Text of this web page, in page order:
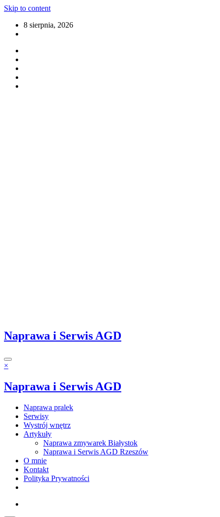
Skip to content
8 sierpnia, 2026
Naprawa i Serwis AGD
×
Naprawa i Serwis AGD
Naprawa pralek
Serwisy
Wystrój wnętrz
Artykuły
Naprawa zmywarek Białystok
Naprawa i Serwis AGD Rzeszów
O mnie
Kontakt
Polityka Prywatności